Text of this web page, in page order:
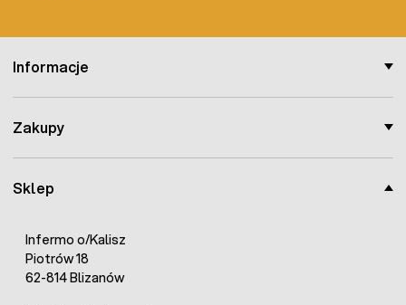
Sklep
Infermo o/Kalisz
Piotrów 18
62-814 Blizanów
Informacje
Zakupy